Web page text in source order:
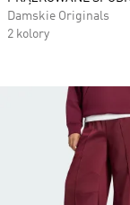
Damskie Originals
2 kolory